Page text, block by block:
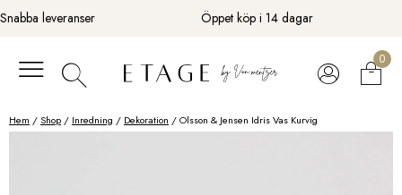
Fortsätt
till
Snabba leveranser Öppet köp i 14 dagar
0
Hem /Shop / Inredning / Dekoration / Olsson & Jensen Idris Vas Kurvig